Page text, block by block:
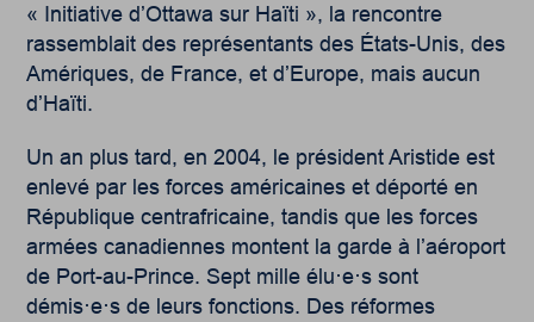
« Initiative d’Ottawa sur Haïti », la rencontre
rassemblait des représentants des États-Unis, des
Amériques, de France, et d’Europe, mais aucun
d’Haïti.
Un an plus tard, en 2004, le président Aristide est
enlevé par les forces américaines et déporté en
République centrafricaine, tandis que les forces
armées canadiennes montent la garde à l’aéroport
de Port-au-Prince. Sept mille élu·e·s sont
démis·e·s de leurs fonctions. Des réformes